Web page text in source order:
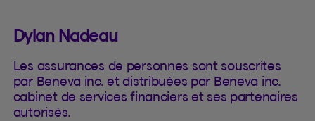
Dylan Nadeau
Les assurances de personnes sont souscrites
par Beneva inc. et distribuées par Beneva inc.
cabinet de services financiers et ses partenaires
autorisés.